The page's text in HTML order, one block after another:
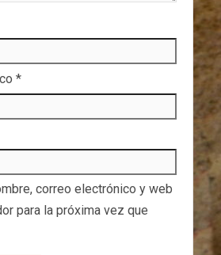
*
correo electrónico y web
para la próxima vez que